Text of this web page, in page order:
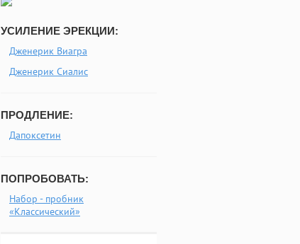
УСИЛЕНИЕ ЭРЕКЦИИ:
Дженерик Виагра
Дженерик Сиалис
ПРОДЛЕНИЕ:
Дапоксетин
ПОПРОБОВАТЬ:
Набор - пробник
«Классический»